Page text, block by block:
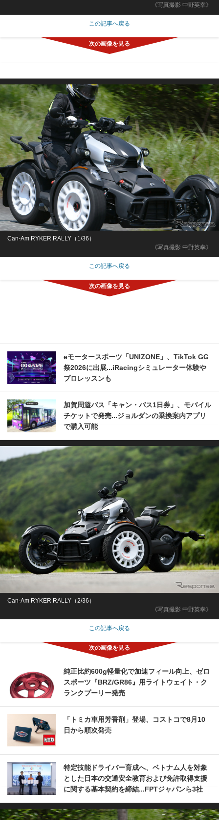
《写真撮影 中野英幸》
この記事へ戻る
《写真撮影 中野英幸》
Can-Am RYKER RALLY（1/36）
この記事へ戻る
eモータースポーツ「UNIZONE」、TikTok GG
祭2026に出展...iRacingシミュレーター体験や
プロレッスンも
加賀周遊バス「キャン・バス1日券」、モバイル
チケットで発売...ジョルダンの乗換案内アプリ
で購入可能
《写真撮影 中野英幸》
Can-Am RYKER RALLY（2/36）
この記事へ戻る
純正比約600g軽量化で加速フィール向上、ゼロ
スポーツ『BRZ/GR86』用ライトウェイト・ク
ランクプーリー発売
「トミカ車用芳香剤」登場、コストコで8月10
日から順次発売
特定技能ドライバー育成へ、ベトナム人を対象
とした日本の交通安全教育および免許取得支援
に関する基本契約を締結...FPTジャパンら3社